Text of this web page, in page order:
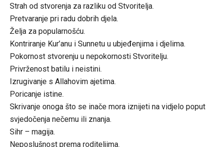
Strah od stvorenja za razliku od Stvoritelja.
Pretvaranje pri radu dobrih djela.
Želja za popularnošću.
Kontriranje Kur’anu i Sunnetu u ubjeđenjima i djelima.
Pokornost stvorenju u nepokornosti Stvoritelju.
Privrženost batilu i neistini.
Izrugivanje s Allahovim ajetima.
Poricanje istine.
Skrivanje onoga što se inače mora iznijeti na vidjelo poput
svjedočenja nečemu ili znanja.
Sihr – magija.
Neposlušnost prema roditeljima.